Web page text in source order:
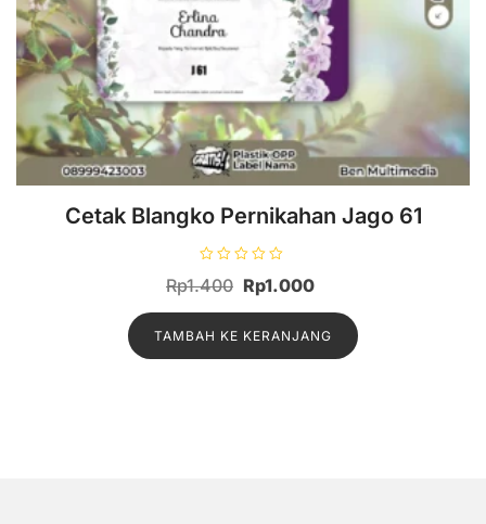
Cetak Blangko Pernikahan Jago 61
i
i
a
0
Rp1.400 Harga
aslinya
adalah:
Rp1.400.
Rp1.000
saat
ini
adalah:
TAMBAH KE KERANJANG